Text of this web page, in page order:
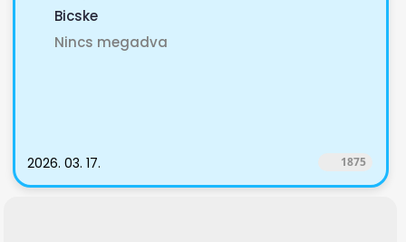
Bicske
Nincs megadva
2026. 03. 17. 1875